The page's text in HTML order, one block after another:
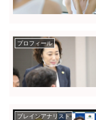
プロフィール
ブレインアナリスト